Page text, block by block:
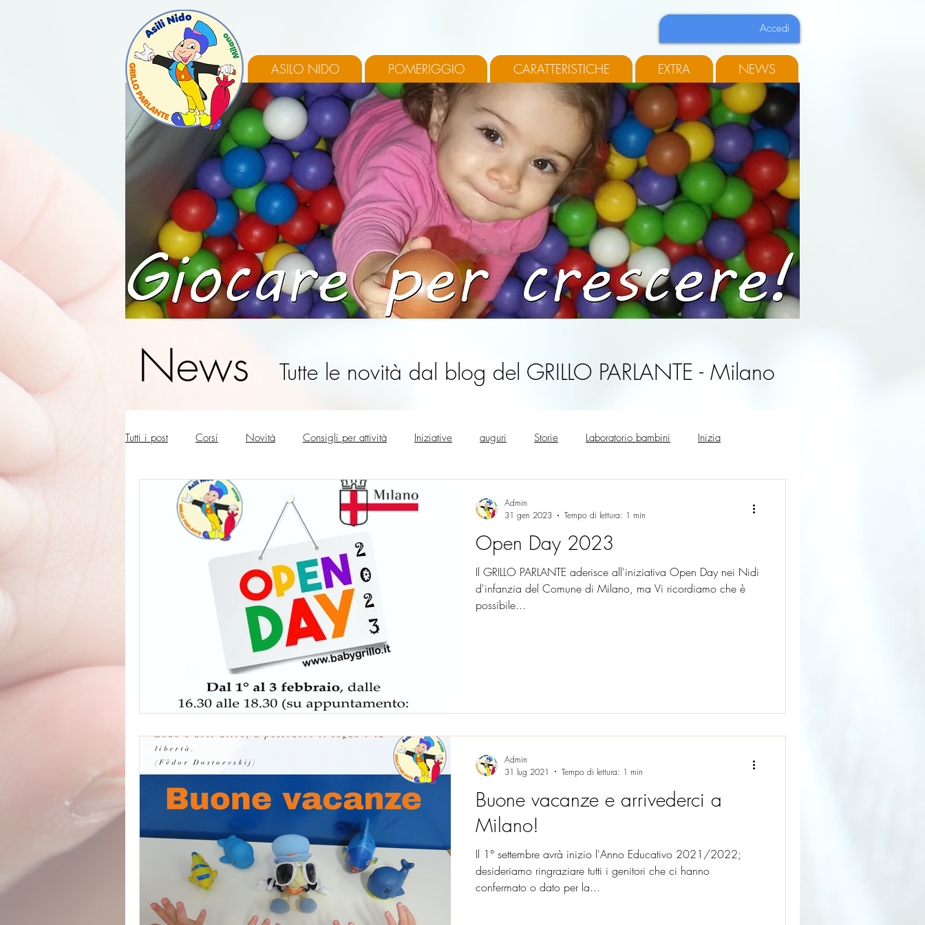
ASILO NIDO POMERIGGIO CARATTERISTICHE EXTRA NEWS
Accedi
News Tutte le novità dal blog del GRILLO PARLANTE - Milano
Tutti i post Corsi Novità Consigli per attività Iniziative auguri Storie Laboratorio bambini Inizia
La tua community Genitori 360° Supporto genitorialità
Open Day 2023
Il GRILLO PARLANTE aderisce all'iniziativa Open Day nei Nidi
d'infanzia del Comune di Milano, ma Vi ricordiamo che è
possibile...
Admin
31 gen 2023
Tempo di lettura: 1 min
Buone vacanze e arrivederci a
Milano!
Il 1° settembre avrà inizio l'Anno Educativo 2021/2022;
desideriamo ringraziare tutti i genitori che ci hanno
confermato o dato per la...
Admin
31 lug 2021
Tempo di lettura: 1 min